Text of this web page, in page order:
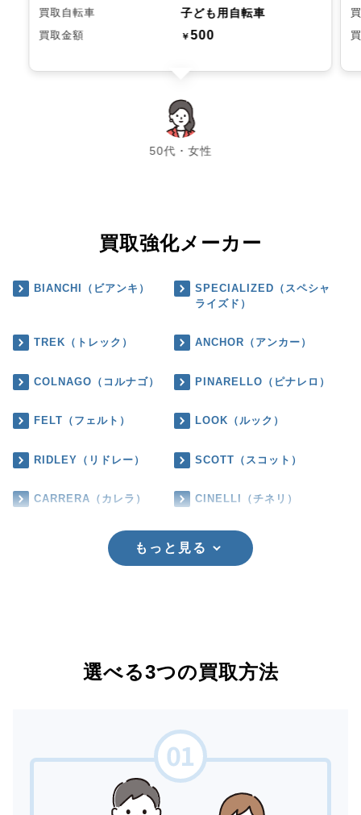
買取自転車 子ども用自転車
買取金額 ￥500
50代・女性
chevron_left chevron_right
買取強化メーカー
BIANCHI（ビアンキ）
SPECIALIZED（スペシャ
ライズド）
TREK（トレック） ANCHOR（アンカー）
COLNAGO（コルナゴ） PINARELLO（ピナレロ）
FELT（フェルト） LOOK（ルック）
RIDLEY（リドレー） SCOTT（スコット）
CARRERA（カレラ） CINELLI（チネリ）
もっと見る
選べる3つの買取方法